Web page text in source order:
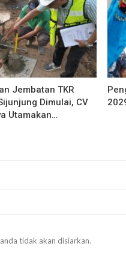
Jembatan TKR
Dimulai, CV
Utamakan…
tidak akan disiarkan.